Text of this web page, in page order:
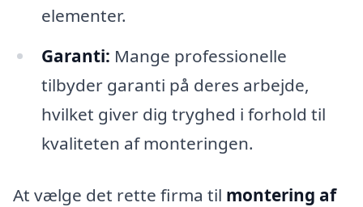
elementer.
Garanti: Mange professionelle
tilbyder garanti på deres arbejde,
hvilket giver dig tryghed i forhold til
kvaliteten af monteringen.
At vælge det rette firma til montering af